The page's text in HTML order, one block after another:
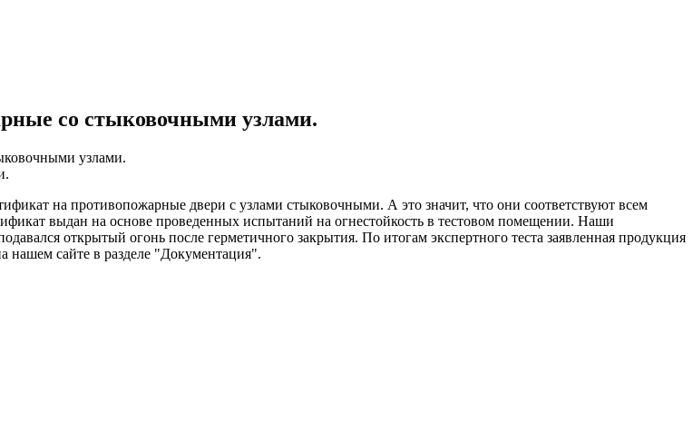
со стыковочными узлами.
узлами.
на противопожарные двери с узлами стыковочными. А это значит, что они соответствуют всем
выдан на основе проведенных испытаний на огнестойкость в тестовом помещении. Наши
открытый огонь после герметичного закрытия. По итогам экспертного теста заявленная продукция
нашем сайте в разделе "Документация".